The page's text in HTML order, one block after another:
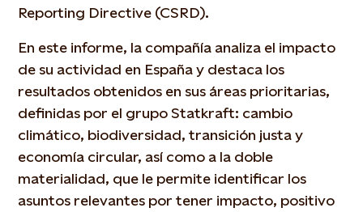
Reporting Directive (CSRD).
En este informe, la compañía analiza el impacto
de su actividad en España y destaca los
resultados obtenidos en sus áreas prioritarias,
definidas por el grupo Statkraft: cambio
climático, biodiversidad, transición justa y
economía circular, así como a la doble
materialidad, que le permite identificar los
asuntos relevantes por tener impacto, positivo